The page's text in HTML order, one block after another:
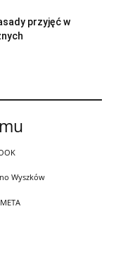
przyjęć w
Wyszków
META